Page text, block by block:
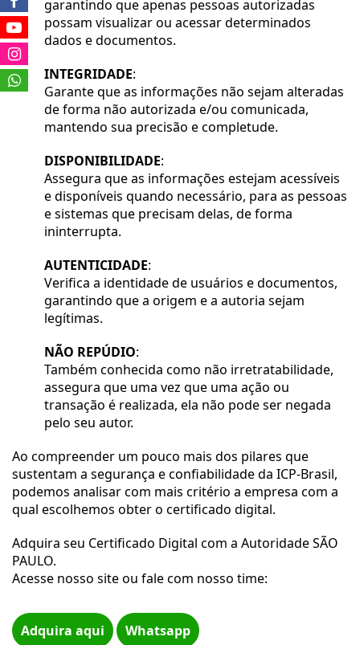
garantindo que apenas pessoas autorizadas
possam visualizar ou acessar determinados
dados e documentos.
INTEGRIDADE:
Garante que as informações não sejam alteradas
de forma não autorizada e/ou comunicada,
mantendo sua precisão e completude.
DISPONIBILIDADE:
Assegura que as informações estejam acessíveis
e disponíveis quando necessário, para as pessoas
e sistemas que precisam delas, de forma
ininterrupta.
AUTENTICIDADE:
Verifica a identidade de usuários e documentos,
garantindo que a origem e a autoria sejam
legítimas.
NÃO REPÚDIO:
Também conhecida como não irretratabilidade,
assegura que uma vez que uma ação ou
transação é realizada, ela não pode ser negada
pelo seu autor.
Ao compreender um pouco mais dos pilares que
sustentam a segurança e confiabilidade da ICP-Brasil,
podemos analisar com mais critério a empresa com a
qual escolhemos obter o certificado digital.
Adquira seu Certificado Digital com a Autoridade SÃO
PAULO.
Acesse nosso site ou fale com nosso time:
Adquira aqui Whatsapp